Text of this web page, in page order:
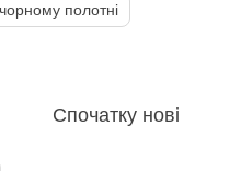
полотні
Спочатку нові